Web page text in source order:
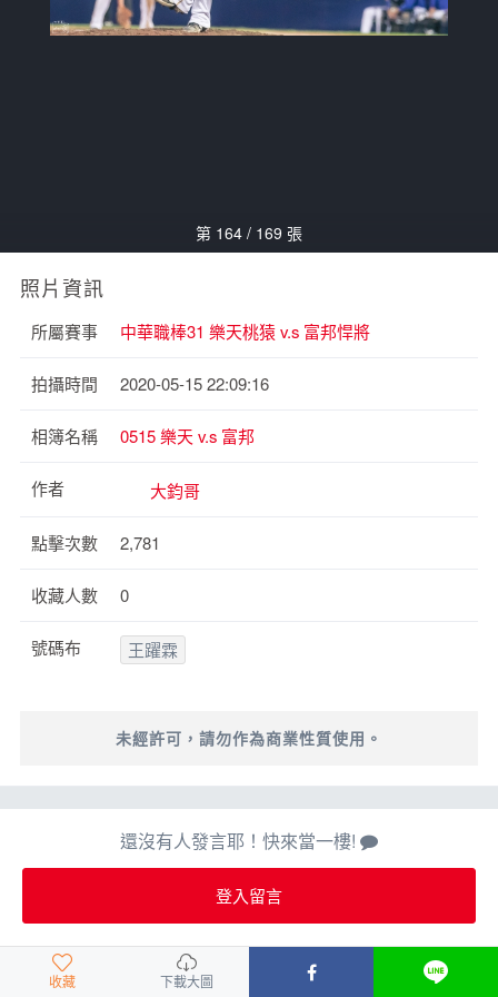
第 164 / 169 張
照片資訊
所屬賽事 中華職棒31 樂天桃猿 v.s 富邦悍將
拍攝時間 2020-05-15 22:09:16
相簿名稱 0515 樂天 v.s 富邦
作者 大鈞哥
點擊次數 2,781
收藏人數 0
號碼布 王躍霖
未經許可，請勿作為商業性質使用。
還沒有人發言耶！快來當一樓!
登入留言
收藏 下載大圖